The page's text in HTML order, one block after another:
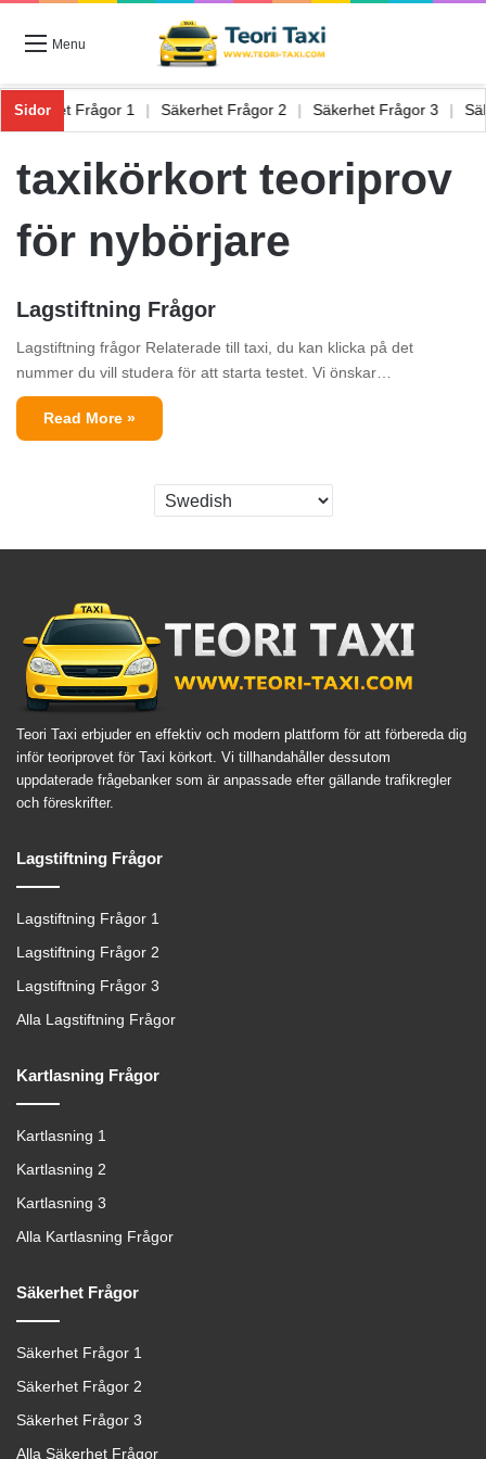
Menu
Sidor
Säkerhet Frågor 1 Säkerhet Frågor 2 Säkerhet Frågor 3
taxikörkort teoriprov
för nybörjare
Lagstiftning Frågor
Lagstiftning frågor Relaterade till taxi, du kan klicka på det
nummer du vill studera för att starta testet. Vi önskar…
Read More »
Teori Taxi erbjuder en effektiv och modern plattform för att förbereda dig
inför teoriprovet för Taxi körkort. Vi tillhandahåller dessutom
uppdaterade frågebanker som är anpassade efter gällande trafikregler
och föreskrifter.
Lagstiftning Frågor
Lagstiftning Frågor 1
Lagstiftning Frågor 2
Lagstiftning Frågor 3
Alla Lagstiftning Frågor
Kartlasning Frågor
Kartlasning 1
Kartlasning 2
Kartlasning 3
Alla Kartlasning Frågor
Säkerhet Frågor
Säkerhet Frågor 1
Säkerhet Frågor 2
Säkerhet Frågor 3
Alla Säkerhet Frågor